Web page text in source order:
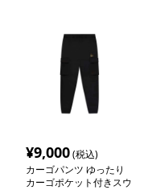
¥9,000(税込)
カーゴパンツ ゆったり
カーゴポケット付きスウ